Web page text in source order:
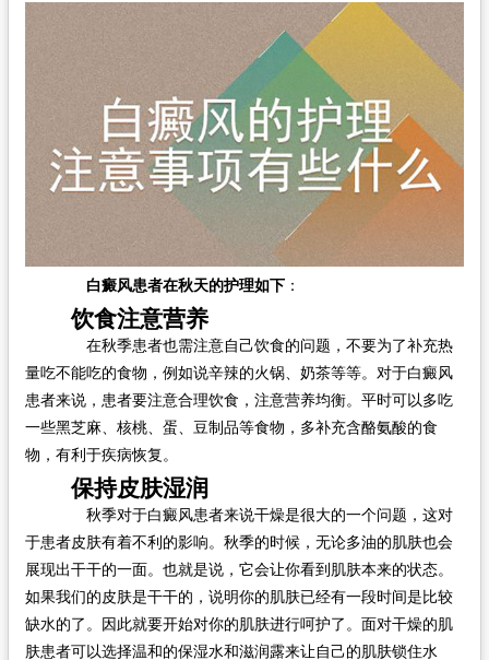
在线问诊
白癜风患者在秋天的护理如下：
饮食注意营养
在秋季患者也需注意自己饮食的问题，不要为了补充热
量吃不能吃的食物，例如说辛辣的火锅、奶茶等等。对于白癜风
患者来说，患者要注意合理饮食，注意营养均衡。平时可以多吃
一些黑芝麻、核桃、蛋、豆制品等食物，多补充含酪氨酸的食
物，有利于疾病恢复。
保持皮肤湿润
秋季对于白癜风患者来说干燥是很大的一个问题，这对
于患者皮肤有着不利的影响。秋季的时候，无论多油的肌肤也会
展现出干干的一面。也就是说，它会让你看到肌肤本来的状态。
如果我们的皮肤是干干的，说明你的肌肤已经有一段时间是比较
缺水的了。因此就要开始对你的肌肤进行呵护了。面对干燥的肌
肤患者可以选择温和的保湿水和滋润露来让自己的肌肤锁住水